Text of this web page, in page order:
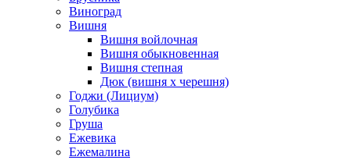
Виноград
Вишня
Вишня войлочная
Вишня обыкновенная
Вишня степная
Дюк (вишня х черешня)
Годжи (Лициум)
Голубика
Груша
Ежевика
Ежемалина